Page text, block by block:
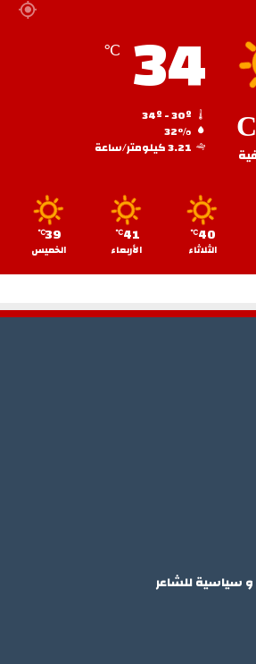
34
℃
32%
3.21 كيلومتر/ساعة
40
℃
الثلاثاء
41
℃
الأربعاء
39
℃
الخميس
و سياسية للشاعر